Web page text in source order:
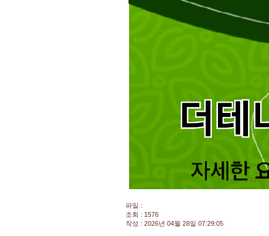
파일 :
조회 : 1576
작성 : 2026년 04월 28일 07:29:05